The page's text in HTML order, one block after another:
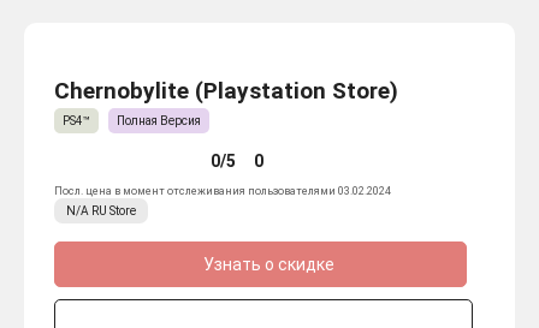
Chernobylite (Playstation Store)
PS4™ Полная Версия
0/5 0
Посл. цена в момент отслеживания пользователями 03.02.2024
N/A RU Store
Узнать о скидке